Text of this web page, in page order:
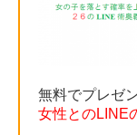
無料でプレゼ
女性とのLINE